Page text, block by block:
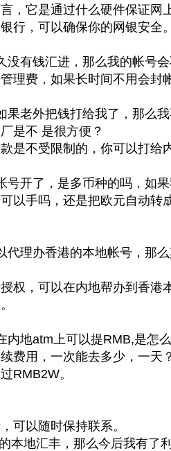
，它是通过什么硬件保证网
行，可以确保你的网银安全
没有钱汇进，那么我的帐号
理费，如果长时间不用会封
果老外把钱打给我了，那么
是不 是很方便？
是不受限制的，你可以打给
号开了，是多币种的吗，如
以手吗，还是把欧元自动转
代理办香港的本地帐号，那
权，可以在内地帮办到香港
内地atm上可以提RMB,是怎
费用，一次能去多少，一天
RMB2W。
可以随时保持联系。
本地汇丰，那么今后我有了